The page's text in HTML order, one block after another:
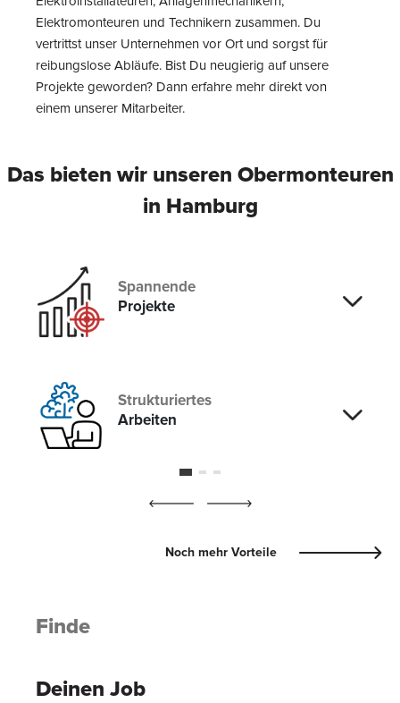
Elektromonteuren und Technikern zusammen. Du
vertrittst unser Unternehmen vor Ort und sorgst für
reibungslose Abläufe. Bist Du neugierig auf unsere
Projekte geworden? Dann erfahre mehr direkt von
einem unserer Mitarbeiter.
Das bieten wir unseren Obermonteuren
in Hamburg
Spannende
Projekte
Strukturiertes
Arbeiten
Noch mehr Vorteile
Finde
Deinen Job